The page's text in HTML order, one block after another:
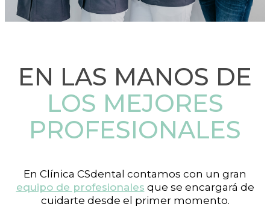
EN LAS MANOS DE
LOS MEJORES
PROFESIONALES
En Clínica CSdental contamos con un gran
equipo de profesionales que se encargará de
cuidarte desde el primer momento.